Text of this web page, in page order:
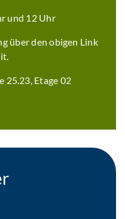
und 12 Uhr
über den obigen Link
25.23, Etage 02